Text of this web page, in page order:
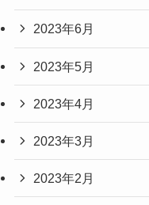
2023年6月
2023年5月
2023年4月
2023年3月
2023年2月